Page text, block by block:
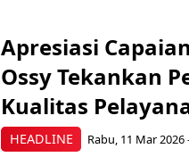
HEADLINE
Apresiasi
Ossy Tekankan
Kualitas
Rabu, 11 Mar 2026